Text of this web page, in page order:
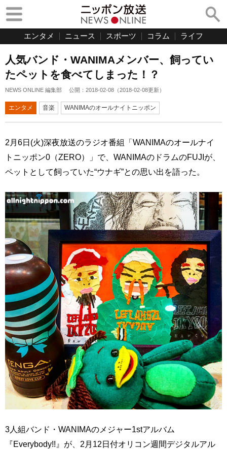
エンタメ ニュース スポーツ コラム ライフ
人気バンド・WANIMAメンバー、飼ってい
たペットを食べてしまった！？
NEWS ONLINE 編集部 公開： 2018-02-08 （2018-02-08更新）
エンタメ 音楽 WANIMAのオールナイトニッポン
2月6日(火)深夜放送のラジオ番組「WANIMAのオールナイ
トニッポン0（ZERO）」で、WANIMAのドラムのFUJIが、
ペットとして飼っていた“ウナギ”との思い出を語った。
3人組バンド・WANIMAのメジャー1stアルバム
『Everybody!!』が、2月12日付オリコン週間デジタルアル